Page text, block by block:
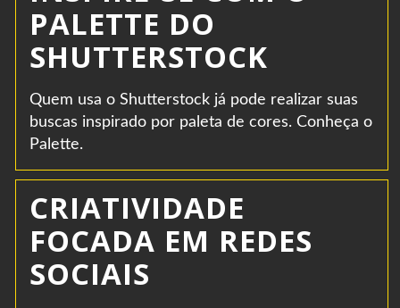
PALETTE DO
SHUTTERSTOCK
Quem usa o Shutterstock já pode realizar suas
buscas inspirado por paleta de cores. Conheça o
Palette.
CRIATIVIDADE
FOCADA EM REDES
SOCIAIS